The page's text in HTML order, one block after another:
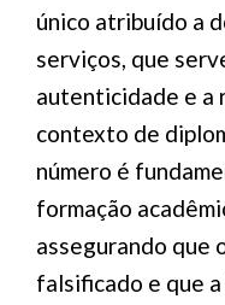
único atribuído a
serviços, que
autenticidade e a
contexto de
número é
formação
assegurando que
falsificado e que